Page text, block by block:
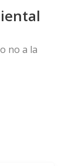
no a la